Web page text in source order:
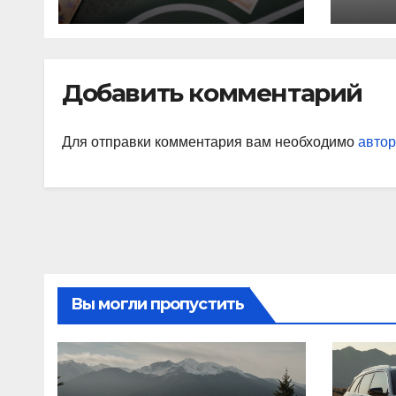
из них незаконные
Добавить комментарий
Для отправки комментария вам необходимо
Вы могли пропустить